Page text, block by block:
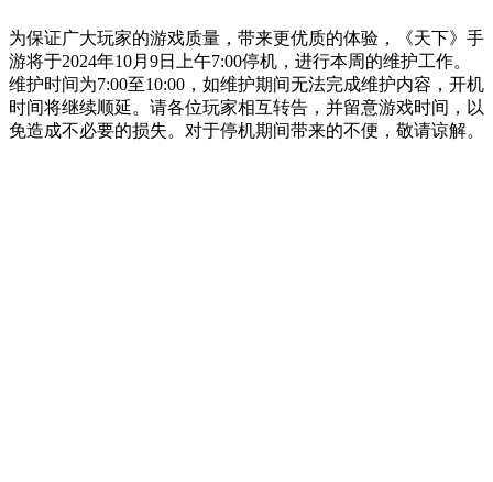
为保证广大玩家的游戏质量，带来更优质的体验，《天下》手
游将于2024年10月9日上午7:00停机，进行本周的维护工作。
维护时间为7:00至10:00，如维护期间无法完成维护内容，开机
时间将继续顺延。请各位玩家相互转告，并留意游戏时间，以
免造成不必要的损失。对于停机期间带来的不便，敬请谅解。